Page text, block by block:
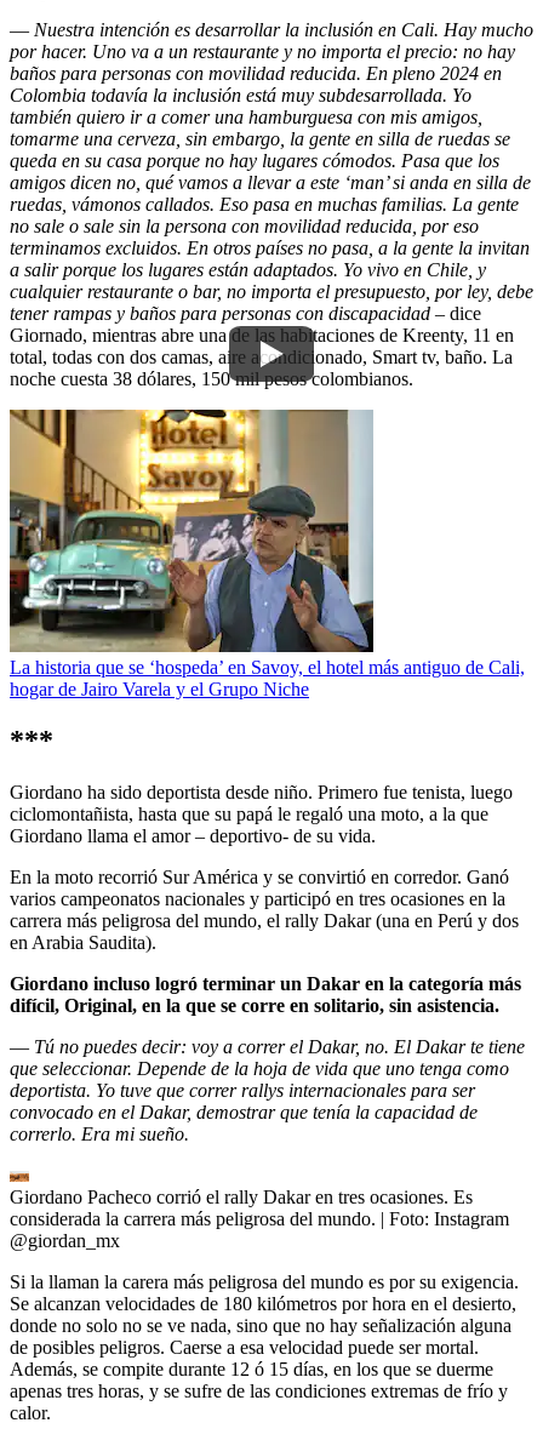
— Nuestra intención es desarrollar la inclusión en Cali. Hay mucho
por hacer. Uno va a un restaurante y no importa el precio: no hay
baños para personas con movilidad reducida. En pleno 2024 en
Colombia todavía la inclusión está muy subdesarrollada. Yo
también quiero ir a comer una hamburguesa con mis amigos,
tomarme una cerveza, sin embargo, la gente en silla de ruedas se
queda en su casa porque no hay lugares cómodos. Pasa que los
amigos dicen no, qué vamos a llevar a este ‘man’ si anda en silla de
ruedas, vámonos callados. Eso pasa en muchas familias. La gente
no sale o sale sin la persona con movilidad reducida, por eso
terminamos excluidos. En otros países no pasa, a la gente la invitan
a salir porque los lugares están adaptados. Yo vivo en Chile, y
cualquier restaurante o bar, no importa el presupuesto, por ley, debe
tener rampas y baños para personas con discapacidad – dice
Giornado, mientras abre una de las habitaciones de Kreenty, 11 en
total, todas con dos camas, aire acondicionado, Smart tv, baño. La
noche cuesta 38 dólares, 150 mil pesos colombianos.
La historia que se ‘hospeda’ en Savoy, el hotel más antiguo de Cali,
hogar de Jairo Varela y el Grupo Niche
***
Giordano ha sido deportista desde niño. Primero fue tenista, luego
ciclomontañista, hasta que su papá le regaló una moto, a la que
Giordano llama el amor – deportivo- de su vida.
En la moto recorrió Sur América y se convirtió en corredor. Ganó
varios campeonatos nacionales y participó en tres ocasiones en la
carrera más peligrosa del mundo, el rally Dakar (una en Perú y dos
en Arabia Saudita).
Giordano incluso logró terminar un Dakar en la categoría más
difícil, Original, en la que se corre en solitario, sin asistencia.
— Tú no puedes decir: voy a correr el Dakar, no. El Dakar te tiene
que seleccionar. Depende de la hoja de vida que uno tenga como
deportista. Yo tuve que correr rallys internacionales para ser
convocado en el Dakar, demostrar que tenía la capacidad de
correrlo. Era mi sueño.
Giordano Pacheco corrió el rally Dakar en tres ocasiones. Es
considerada la carrera más peligrosa del mundo. | Foto: Instagram
@giordan_mx
Si la llaman la carera más peligrosa del mundo es por su exigencia.
Se alcanzan velocidades de 180 kilómetros por hora en el desierto,
donde no solo no se ve nada, sino que no hay señalización alguna
de posibles peligros. Caerse a esa velocidad puede ser mortal.
Además, se compite durante 12 ó 15 días, en los que se duerme
apenas tres horas, y se sufre de las condiciones extremas de frío y
calor.